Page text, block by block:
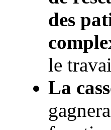
des
le
La